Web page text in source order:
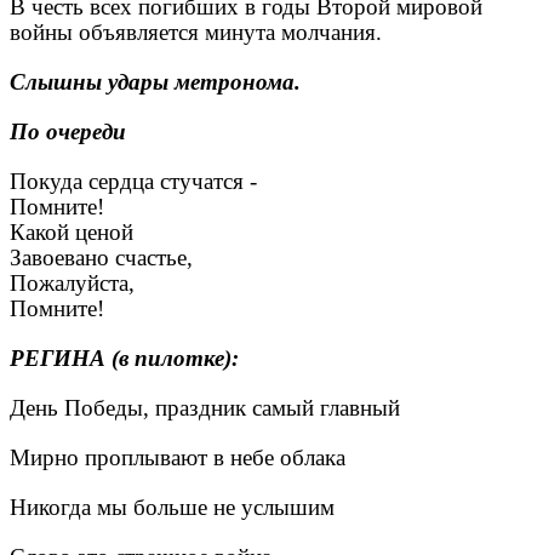
В честь всех погибших в годы Второй мировой
войны объявляется минута молчания.
Слышны удары метронома.
По очереди
Покуда сердца стучатся -
Помните!
Какой ценой
Завоевано счастье,
Пожалуйста,
Помните!
РЕГИНА (в пилотке):
День Победы, праздник самый главный
Мирно проплывают в небе облака
Никогда мы больше не услышим